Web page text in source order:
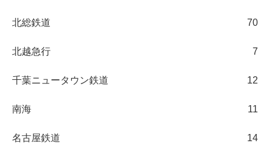
北総鉄道 70
北越急行 7
千葉ニュータウン鉄道 12
南海 11
名古屋鉄道 14